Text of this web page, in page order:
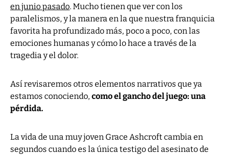
en junio pasado. Mucho tienen que ver con los
paralelismos, y la manera en la que nuestra franquicia
favorita ha profundizado más, poco a poco, con las
emociones humanas y cómo lo hace a través de la
tragedia y el dolor.
Así revisaremos otros elementos narrativos que ya
estamos conociendo, como el gancho del juego: una
pérdida.
La vida de una muy joven Grace Ashcroft cambia en
segundos cuando es la única testigo del asesinato de